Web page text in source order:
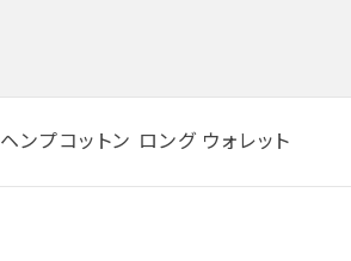
ヘンプコットン ロング ウォレット